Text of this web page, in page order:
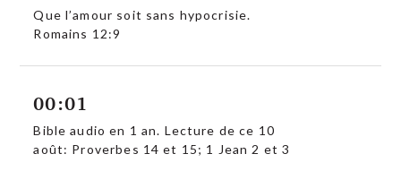
Que l’amour soit sans hypocrisie.
Romains 12:9
00:01
Bible audio en 1 an. Lecture de ce 10
août: Proverbes 14 et 15; 1 Jean 2 et 3